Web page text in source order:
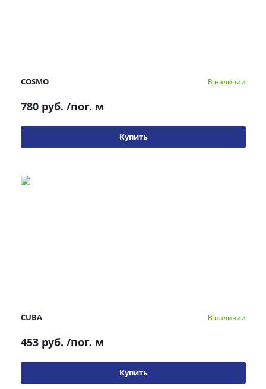
COSMO В наличии
780 руб. /пог. м
Купить
CUBA В наличии
453 руб. /пог. м
Купить